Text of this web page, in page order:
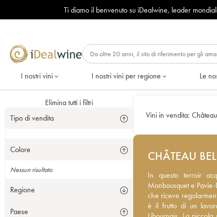
Ti diamo il benvenuto su iDealwine, leader
I nostri vini I nostri vini per regione Le
Elimina tutti i filtri
Tipo di vendita
Colore
Nessun risultato
Regione
Paese
Vini in vendita:
CHÂTEAU
In questo terroir
Monbousquet e
che riceve
il frutto di un lavoro
In questo terroir
Monbousquet e
che riceve
è il frutto di un